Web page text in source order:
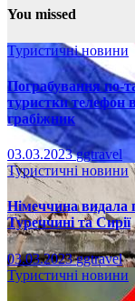
You missed
Туристичні новини
Пограбування по-
туристки телефон
грабіжник
03.03.2023ggtravel
Туристичні новини
Німеччина видала
Туреччині та Сирії
03.03.2023ggtravel
Туристичні новини